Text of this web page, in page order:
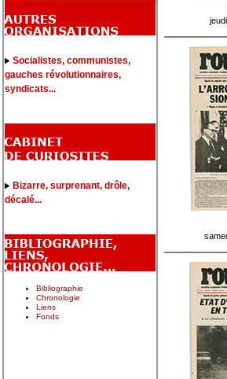
Socialistes, communistes,
gauches révolutionnaires,
syndicats...
Bizarre, surprenant, drôle,
décalé...
Bibliographie
Chronologie
Liens
Fonds